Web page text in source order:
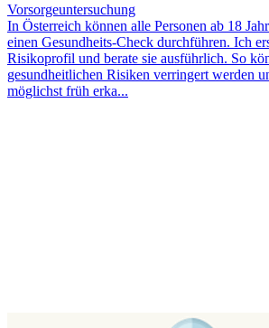
Vorsorgeuntersuchung
In Österreich können alle Personen ab 18
einen Gesundheits-Check durchführen. Ich
Risikoprofil und berate sie ausführlich. So
gesundheitlichen Risiken verringert werden
möglichst früh erka...